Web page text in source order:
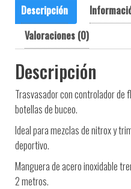
Descripción
Valoraciones (0)
Descripción
Trasvasador con controlador de
botellas de buceo.
Ideal para mezclas de nitrox y
deportivo.
Manguera de acero inoxidable
2 metros.